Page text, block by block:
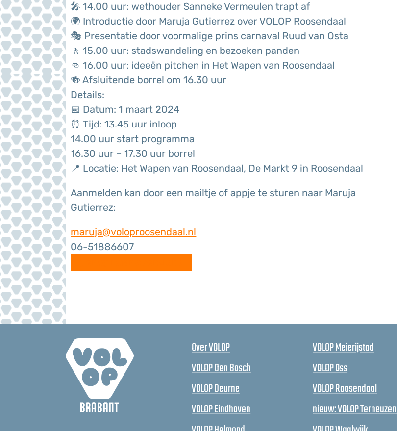
🎤 14.00 uur: wethouder Sanneke Vermeulen trapt af
🌍 Introductie door Maruja Gutierrez over VOLOP Roosendaal
🎭 Presentatie door voormalige prins carnaval Ruud van Osta
🚶 15.00 uur: stadswandeling en bezoeken panden
👊 16.00 uur: ideeën pitchen in Het Wapen van Roosendaal
🍻 Afsluitende borrel om 16.30 uur
Details:
📅 Datum: 1 maart 2024
⏰ Tijd: 13.45 uur inloop
14.00 uur start programma
16.30 uur – 17.30 uur borrel
📍 Locatie: Het Wapen van Roosendaal, De Markt 9 in Roosendaal
Aanmelden kan door een mailtje of appje te sturen naar Maruja
Gutierrez:
maruja@voloproosendaal.nl
06-51886607
Over VOLOP
VOLOP Den Bosch
VOLOP Deurne
VOLOP Eindhoven
VOLOP Meierijstad
VOLOP Oss
VOLOP Roosendaal
nieuw: VOLOP Terneuzen